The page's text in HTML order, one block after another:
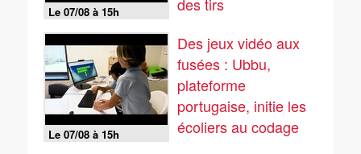
Le 07/08 à 15h
Le 07/08 à 15h
Des jeux vidéo aux
fusées : Ubbu,
plateforme
portugaise, initie les
écoliers au codage